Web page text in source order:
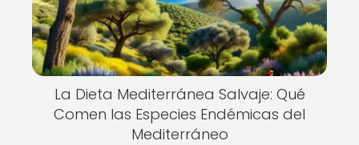
La Dieta Mediterránea Salvaje: Qué
Comen las Especies Endémicas del
Mediterráneo